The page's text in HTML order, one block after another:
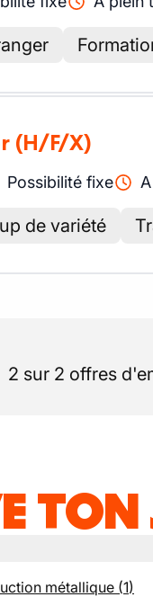
(H/F/X)
Possibilité fixe
de variété
2 sur 2 offres
métallique (1)